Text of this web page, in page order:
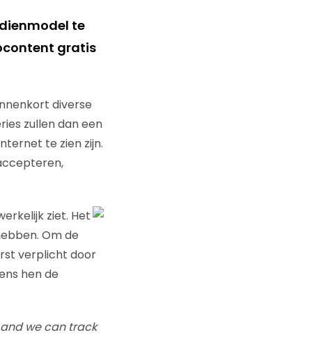
te
gratis
diverse
zullen dan een
te zien zijn.
ziet. Het
Om de
verplicht door
hen de
we can track